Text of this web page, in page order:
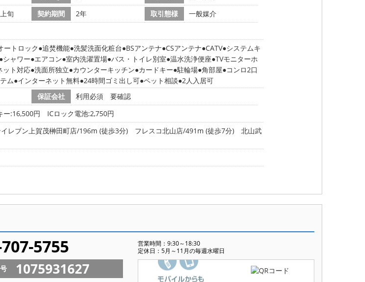
旬 契約期間 2年 取引態様
一般媒介
ートロック 追焚機能 洗髪洗面化粧台 BSアンテナ CSアンテナ CATV システムキ
シャワー エアコン 室内洗濯置場 バス・トイレ別室 温水洗浄便座 TVモニターホ
ット対応 洗面所独立 カウンターキッチン カードキー 駐輪場 角部屋 コンロ2口
ム インターネット無料 24時間ゴミ出し可 ペット相談 2人入居可
保証会社
利用必須 要確認
:16,500円 ICロック電池:2,750円
レブン上賀茂榊田町店/196m (徒歩3分) フレスコ北山店/491m (徒歩7分)
北山武
5755
営業時間：9:30～18:30
定休日：5月～11月の毎週水曜日
1075931627